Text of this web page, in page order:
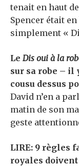
tenait en haut
Spencer était
simplement «
Le Dis oui à la
sur sa robe – il
cousu dessus
David n’en a
matin de son
geste
LIRE: 9 règles
royales